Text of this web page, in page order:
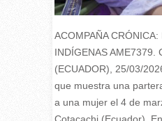
ACOMPAÑA CRÓNICA:
INDÍGENAS AME7379.
(ECUADOR), 25/03/
que muestra una
a una mujer el 4 de